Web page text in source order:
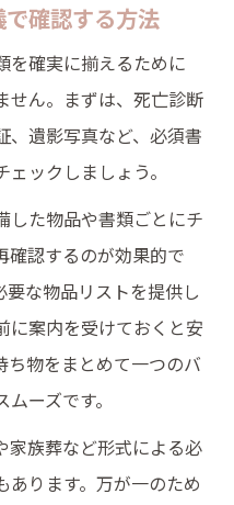
確認する方法
を確実に揃えるために
せん。まずは、死亡診断
、遺影写真など、必須書
ックしましょう。
した物品や書類ごとにチ
確認するのが効果的で
な物品リストを提供し
に案内を受けておくと安
ち物をまとめて一つのバ
ーズです。
家族葬など形式による必
あります。万が一のため